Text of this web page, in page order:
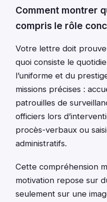
Comment montrer
compris le rôle
Votre lettre doit
quoi consiste le
l’uniforme et du
missions précises :
patrouilles de
officiers lors
procès-verbaux ou
administratifs.
Cette compréhension
motivation repose sur
seulement sur une